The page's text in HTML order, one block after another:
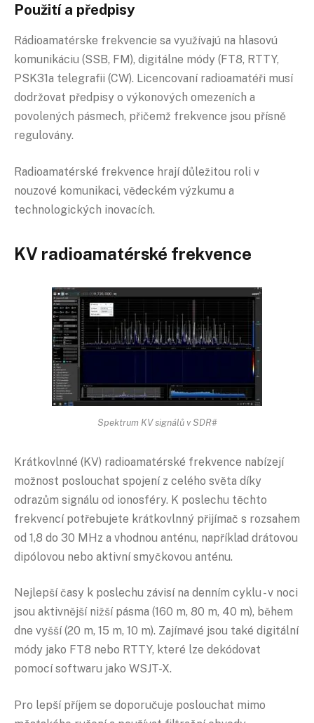
Použití a předpisy
Rádioamatérske frekvencie sa využívajú na hlasovú
komunikáciu (SSB, FM), digitálne módy (FT8, RTTY,
PSK31a telegrafii (CW). Licencovaní radioamatéři musí
dodržovat předpisy o výkonových omezeních a
povolených pásmech, přičemž frekvence jsou přísně
regulovány.
Radioamatérské frekvence hrají důležitou roli v
nouzové komunikaci, vědeckém výzkumu a
technologických inovacích.
KV radioamatérské frekvence
Spektrum KV signálů v SDR#
Krátkovlnné (KV) radioamatérské frekvence nabízejí
možnost poslouchat spojení z celého světa díky
odrazům signálu od ionosféry. K poslechu těchto
frekvencí potřebujete krátkovlnný přijímač s rozsahem
od 1,8 do 30 MHz a vhodnou anténu, například drátovou
dipólovou nebo aktivní smyčkovou anténu.
Nejlepší časy k poslechu závisí na denním cyklu - v noci
jsou aktivnější nižší pásma (160 m, 80 m, 40 m), během
dne vyšší (20 m, 15 m, 10 m). Zajímavé jsou také digitální
módy jako FT8 nebo RTTY, které lze dekódovat
pomocí softwaru jako WSJT-X.
Pro lepší příjem se doporučuje poslouchat mimo